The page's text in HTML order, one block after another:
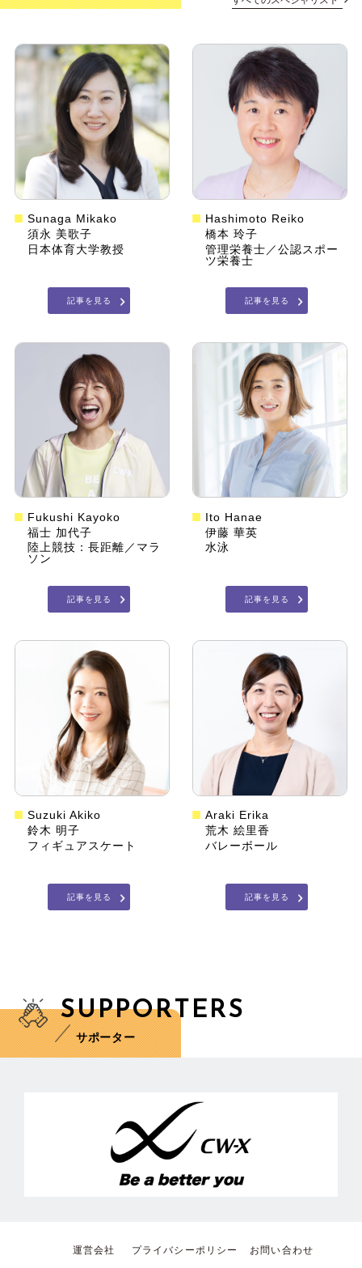
Sunaga Mikako
須永 美歌子
日本体育大学教授
記事を見る
Hashimoto Reiko
橋本 玲子
管理栄養士／公認スポー
ツ栄養士
記事を見る
Fukushi Kayoko
福士 加代子
陸上競技：長距離／マラ
ソン
記事を見る
Ito Hanae
伊藤 華英
水泳
記事を見る
Suzuki Akiko
鈴木 明子
フィギュアスケート
記事を見る
Araki Erika
荒木 絵里香
バレーボール
記事を見る
SUPPORTERS
サポーター
運営会社 プライバシーポリシー お問い合わせ